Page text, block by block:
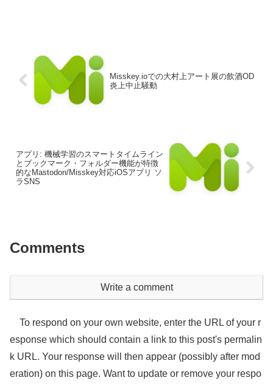
Misskey.ioでの大村上アート展の飲酒OD
炎上中止騒動
アプリ: 機械学習のスマートタイムライン
とブックマーク・フォルダー機能が特徴
的なMastodon/Misskey対応iOSアプリ ソ
ラSNS
Comments
Write a comment
To respond on your own website, enter the URL of your r
esponse which should contain a link to this post's permalin
k URL. Your response will then appear (possibly after mod
eration) on this page. Want to update or remove your respo